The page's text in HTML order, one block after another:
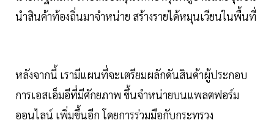
นำสินค้าท้องถิ่นมาจำหน่าย สร้างรายได้หมุนเวียนในพื้นที่
หลังจากนี้ เรามีแผนที่จะเตรียมผลักดันสินค้าผู้ประกอบ
การเอสเอ็มอีที่มีศักยภาพ ขึ้นจำหน่ายบนแพลตฟอร์ม
ออนไลน์ เพิ่มขึ้นอีก โดยการร่วมมือกับกระทรวง